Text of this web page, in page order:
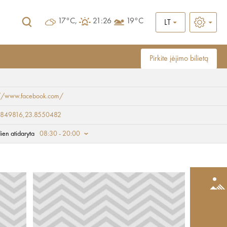
17°C, 21:26 19°C LT
Pirkite įėjimo bilietą
www.facebook.com/
atidaryta 08:30 - 20:00